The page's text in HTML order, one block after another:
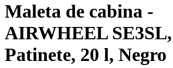
Maleta de cabina -
AIRWHEEL
Patinete, 20 l, Negro